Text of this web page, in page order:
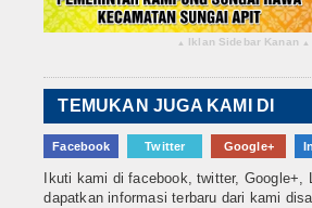
▴ Iklan Sidebar Kanan ▴
TEMUKAN JUGA KAMI DI
Facebook Twitter Google+
Ikuti kami di facebook, twitter, Google+,
dapatkan informasi terbaru dari kami